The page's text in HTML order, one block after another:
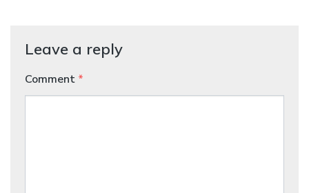
Leave a reply
Comment *